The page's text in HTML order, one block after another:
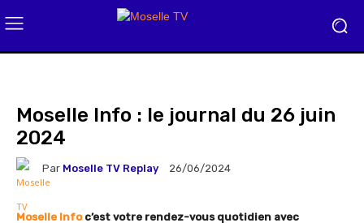
Moselle Info : le journal du 26 juin
2024
Par Moselle TV Replay 26/06/2024
Moselle Infoc’est votre rendez-vous quotidien avec